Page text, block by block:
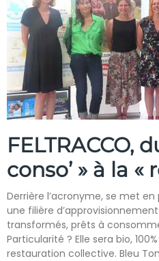
FELTRACCO,
conso’ » à la «
Derrière l’acronyme, se met en
une filière
transformés, prêts à
Particularité ? Elle sera bio,
restauration collective. Bleu